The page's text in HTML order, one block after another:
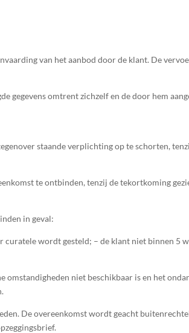
van het aanbod door de klant. De
gegevens omtrent zichzelf en de door hem
staande verplichting op te schorten,
te ontbinden, tenzij de tekortkoming
in geval:
curatele wordt gesteld; – de klant niet binnen 5
omstandigheden niet beschikbaar is en het
De overeenkomst wordt geacht